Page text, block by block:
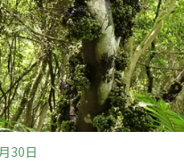
體。個體辨識的條件：找
豚研究曾使用過烙印、標
著影像技術的進步與動物
採用非侵入式的「照片辨
30日